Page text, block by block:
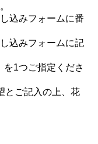
込みフォームに番
込みフォームに記
1つご指定くださ
とご記入の上、花